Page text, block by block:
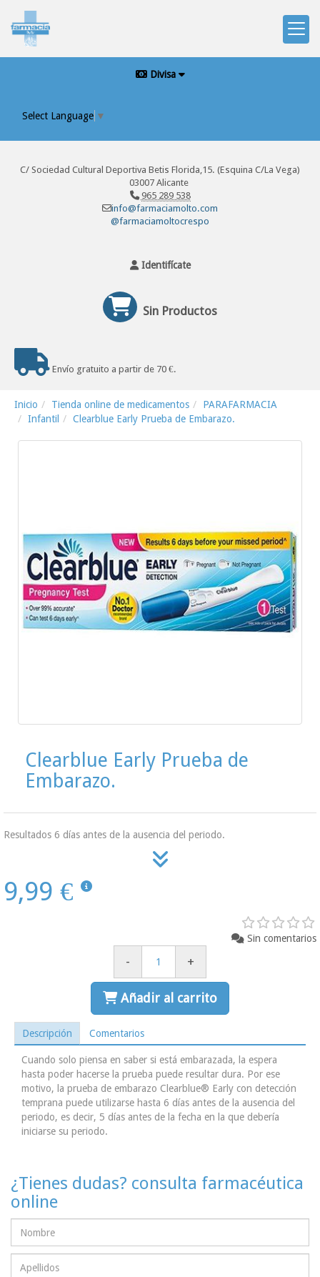
Divisa
Select Language ▼
C/ Sociedad Cultural Deportiva Betis Florida,15. (Esquina C/La Vega)
03007 Alicante
965 289 538
info@farmaciamolto.com
@farmaciamoltocrespo
Identifícate
Sin Productos
Envío gratuito a partir de 70 €.
Inicio Tienda online de medicamentos
PARAFARMACIA
Infantil
Clearblue Early Prueba de Embarazo.
Clearblue Early Prueba de
Embarazo.
Resultados 6 días antes de la ausencia del periodo.
9,99 €
Sin comentarios
- +
Añadir al carrito
Descripción Comentarios
Cuando solo piensa en saber si está embarazada, la espera
hasta poder hacerse la prueba puede resultar dura. Por ese
motivo, la prueba de embarazo Clearblue® Early con detección
temprana puede utilizarse hasta 6 días antes de la ausencia del
periodo, es decir, 5 días antes de la fecha en la que debería
iniciarse su periodo.
¿Tienes dudas? consulta farmacéutica
online